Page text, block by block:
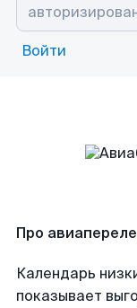
Войти
Про
Календарь
показывает